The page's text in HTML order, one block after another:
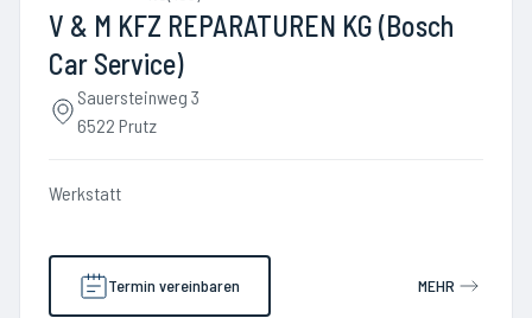
V & M KFZ REPARATUREN KG (Bosch
Car Service)
Sauersteinweg 3
6522 Prutz
Werkstatt
Termin vereinbaren MEHR